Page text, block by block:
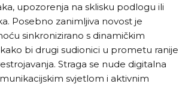
upozorenja na sklisku podlogu ili
Posebno zanimljiva novost je
sinkronizirano s dinamičkim
bi drugi sudionici u prometu ranije
Straga se nude digitalna
svjetlom i aktivnim